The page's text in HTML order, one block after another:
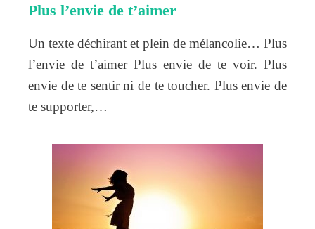
Plus l’envie de t’aimer
Un texte déchirant et plein de mélancolie… Plus
l’envie de t’aimer Plus envie de te voir. Plus
envie de te sentir ni de te toucher. Plus envie de
te supporter,…